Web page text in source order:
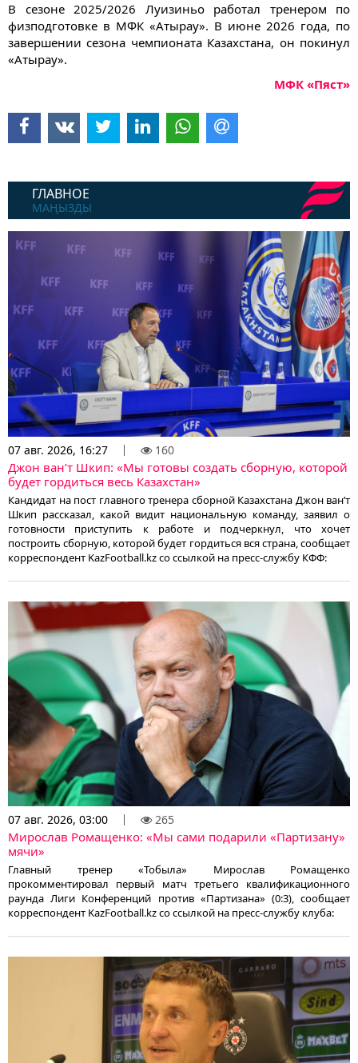
ГЛАВНОЕ
МАҢЫЗДЫ
07 авг. 2026, 16:27 160
Джон ван’т Шкип: «Мы готовы создать сборную, которой
будет гордиться весь Казахстан»
Кандидат на пост главного тренера сборной Казахстана Джон ван’т
Шкип рассказал, какой видит национальную команду, заявил о
готовности приступить к работе и подчеркнул, что хочет
построить сборную, которой будет гордиться вся страна, сообщает
корреспондент KazFootball.kz со ссылкой на пресс-службу КФФ:
07 авг. 2026, 03:00 265
Мирослав Ромащенко: «Мы сами подарили «Партизану»
мячи»
Главный тренер «Тобыла» Мирослав Ромащенко
прокомментировал первый матч третьего квалификационного
раунда Лиги Конференций против «Партизана» (0:3), сообщает
корреспондент KazFootball.kz со ссылкой на пресс-службу клуба:
В сезоне 2025/2026 Луизиньо работал тренером по
физподготовке в МФК «Атырау». В июне 2026 года, по
завершении сезона чемпионата Казахстана, он покинул
«Атырау».
МФК «Пяст»